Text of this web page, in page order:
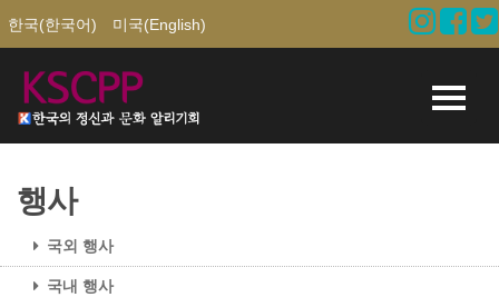
한국(한국어) 미국(English)
행사
국외 행사
국내 행사